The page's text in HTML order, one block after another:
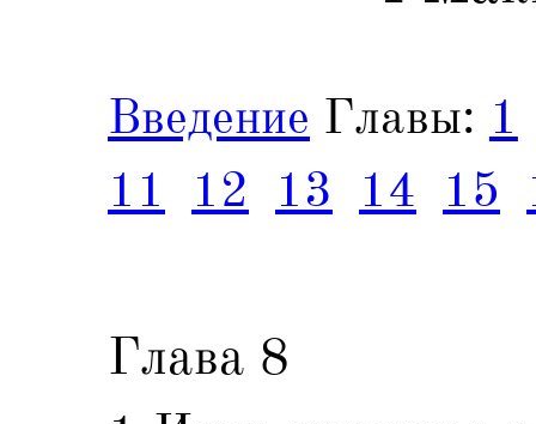
Введение Главы: 1
11
12 13 14 15
Глава 8